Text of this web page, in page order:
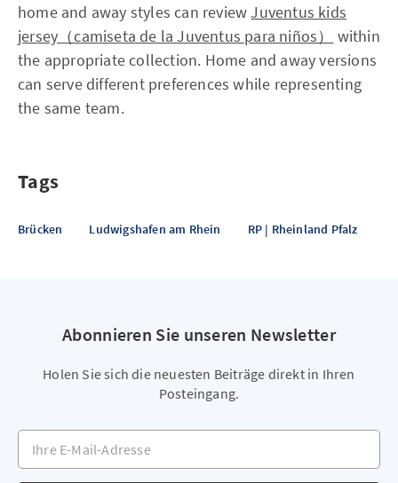
home and away styles can reviewJuventus kids
jersey（camiseta de la Juventus para niños）
within
the appropriate collection. Home and away versions
can serve different preferences while representing
the same team.
Tags
Brücken Ludwigshafen am Rhein RP | Rheinland Pfalz
Abonnieren Sie unseren Newsletter
Holen Sie sich die neuesten Beiträge direkt in Ihren
Posteingang.
Ihre E-Mail-Adresse